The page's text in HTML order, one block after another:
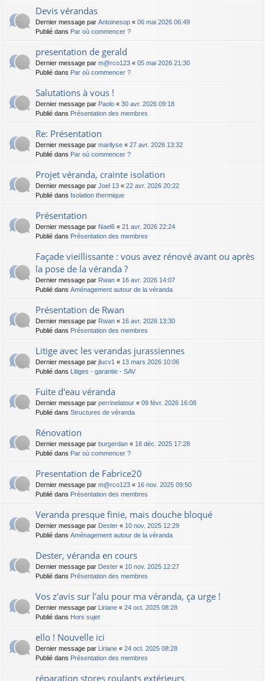
Devis vérandas
Dernier message par Antoinesop « 06 mai 2026 06:49
Publié dans Par où commencer ?
presentation de gerald
Dernier message par m@rco123 « 05 mai 2026 21:30
Publié dans Par où commencer ?
Salutations à vous !
Dernier message par Paolo « 30 avr. 2026 09:18
Publié dans Présentation des membres
Re: Présentation
Dernier message par marilyse « 27 avr. 2026 13:32
Publié dans Par où commencer ?
Projet véranda, crainte isolation
Dernier message par Joel 13 « 22 avr. 2026 20:22
Publié dans Isolation thermique
Présentation
Dernier message par Nael6 « 21 avr. 2026 22:24
Publié dans Présentation des membres
Façade vieillissante : vous avez rénové avant ou après
la pose de la véranda ?
Dernier message par Rwan « 16 avr. 2026 14:07
Publié dans Aménagement autour de la véranda
Présentation de Rwan
Dernier message par Rwan « 16 avr. 2026 13:30
Publié dans Présentation des membres
Litige avec les verandas jurassiennes
Dernier message par jlucv1 « 13 mars 2026 10:06
Publié dans
Litiges - garantie - SAV
Fuite d'eau véranda
Dernier message par perrinelatour « 09 févr. 2026 16:08
Publié dans Structures de véranda
Rénovation
Dernier message par burgerdan « 18 déc. 2025 17:28
Publié dans Par où commencer ?
Presentation de Fabrice20
Dernier message par m@rco123 « 16 nov. 2025 09:50
Publié dans Présentation des membres
Veranda presque finie, mais douche bloqué
Dernier message par Dester « 10 nov. 2025 12:29
Publié dans Aménagement autour de la véranda
Dester, véranda en cours
Dernier message par Dester « 10 nov. 2025 12:27
Publié dans Présentation des membres
Vos z'avis sur l'alu pour ma véranda, ça urge !
Dernier message par Liriane « 24 oct. 2025 08:28
Publié dans Hors sujet
ello ! Nouvelle ici
Dernier message par Liriane « 24 oct. 2025 08:28
Publié dans Présentation des membres
réparation stores roulants extérieurs